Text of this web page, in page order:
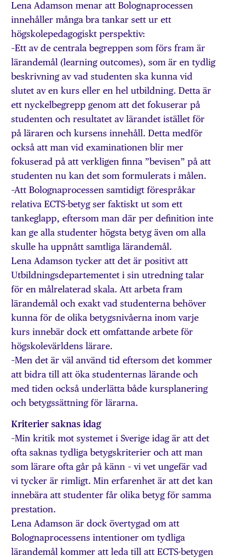
Lena Adamson menar att Bolognaprocessen
innehåller många bra tankar sett ur ett
högskolepedagogiskt perspektiv:
–Ett av de centrala begreppen som förs fram är
lärandemål (learning outcomes), som är en tydlig
beskrivning av vad studenten ska kunna vid
slutet av en kurs eller en hel utbildning. Detta är
ett nyckelbegrepp genom att det fokuserar på
studenten och resultatet av lärandet istället för
på läraren och kursens innehåll. Detta medför
också att man vid examinationen blir mer
fokuserad på att verkligen finna ”bevisen” på att
studenten nu kan det som formulerats i målen.
–Att Bolognaprocessen samtidigt förespråkar
relativa ECTS-betyg ser faktiskt ut som ett
tankeglapp, eftersom man där per definition inte
kan ge alla studenter högsta betyg även om alla
skulle ha uppnått samtliga lärandemål.
Lena Adamson tycker att det är positivt att
Utbildningsdepartementet i sin utredning talar
för en målrelaterad skala. Att arbeta fram
lärandemål och exakt vad studenterna behöver
kunna för de olika betygsnivåerna inom varje
kurs innebär dock ett omfattande arbete för
högskolevärldens lärare.
–Men det är väl använd tid eftersom det kommer
att bidra till att öka studenternas lärande och
med tiden också underlätta både kursplanering
och betygssättning för lärarna.
Kriterier saknas idag
–Min kritik mot systemet i Sverige idag är att det
ofta saknas tydliga betygskriterier och att man
som lärare ofta går på känn – vi vet ungefär vad
vi tycker är rimligt. Min erfarenhet är att det kan
innebära att studenter får olika betyg för samma
prestation.
Lena Adamson är dock övertygad om att
Bolognaprocessens intentioner om tydliga
lärandemål kommer att leda till att ECTS-betygen